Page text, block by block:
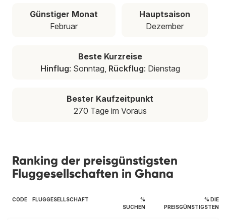
Günstiger Monat
Februar
Hauptsaison
Dezember
Beste Kurzreise
Hinflug: Sonntag, Rückflug: Dienstag
Bester Kaufzeitpunkt
270 Tage im Voraus
Ranking der preisgünstigsten
Fluggesellschaften in Ghana
CODE FLUGGESELLSCHAFT
%
SUCHEN
% DIE
PREISGÜNSTIGSTEN